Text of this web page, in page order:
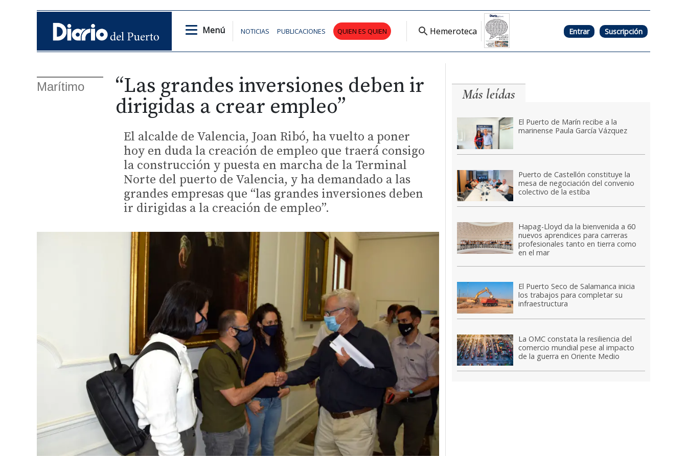
Menú NOTICIAS PUBLICACIONES QUIEN ES QUIEN Hemeroteca Entrar Suscripción
Marítimo
“Las grandes inversiones deben ir
dirigidas a crear empleo”
El alcalde de Valencia, Joan Ribó, ha vuelto a poner
hoy en duda la creación de empleo que traerá consigo
la construcción y puesta en marcha de la Terminal
Norte del puerto de Valencia, y ha demandado a las
grandes empresas que “las grandes inversiones deben
ir dirigidas a la creación de empleo”.
Más leídas
El Puerto de Marín recibe a la
marinense Paula García Vázquez
Puerto de Castellón constituye la
mesa de negociación del convenio
colectivo de la estiba
Hapag-Lloyd da la bienvenida a 60
nuevos aprendices para carreras
profesionales tanto en tierra como
en el mar
El Puerto Seco de Salamanca inicia
los trabajos para completar su
infraestructura
La OMC constata la resiliencia del
comercio mundial pese al impacto
de la guerra en Oriente Medio